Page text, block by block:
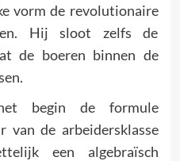
vorm de revolutionaire
Hij sloot zelfs de
de boeren binnen de
begin de formule
van de arbeidersklasse
een algebraïsch